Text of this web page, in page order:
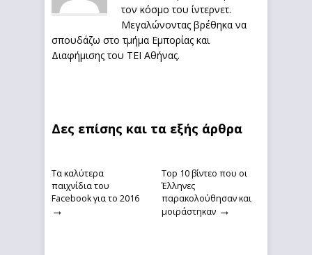
τον κόσμο του ίντερνετ.
Μεγαλώνοντας βρέθηκα να
σπουδάζω στο τμήμα Εμπορίας και
Διαφήμισης του ΤΕΙ Αθήνας.
Δες επίσης και τα εξής άρθρα
Τα καλύτερα
παιχνίδια του
Facebook για το 2016
→
Top 10 βίντεο που οι
Έλληνες
παρακολούθησαν και
μοιράστηκαν →